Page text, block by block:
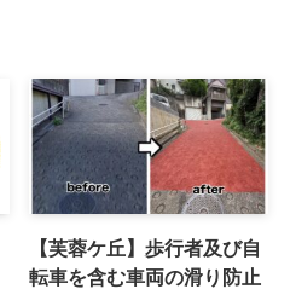
【芙蓉ケ丘】歩行者及び自
転車を含む車両の滑り防止